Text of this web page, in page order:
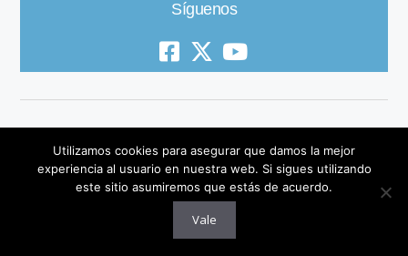
Síguenos
© 2019 All Rights Reserved
Utilizamos cookies para asegurar que damos la mejor
experiencia al usuario en nuestra web. Si sigues utilizando
este sitio asumiremos que estás de acuerdo.
Vale